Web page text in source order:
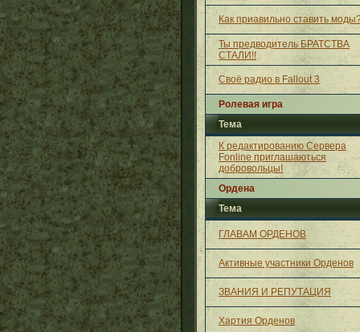
Как приавильно ставить
Ты предводитель БРАТСТВА
СТАЛИ!!
Своё радио в Fallout 3
Ролевая игра
Тема
К редактированию Сервера
Fonline приглашаються
добровольцы!
Ордена
Тема
ГЛАВАМ ОРДЕНОВ
Активные участники Орденов
ЗВАНИЯ И РЕПУТАЦИЯ
Хартия Орденов